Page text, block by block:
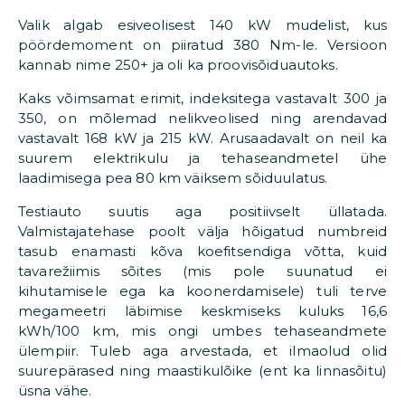
Valik algab esiveolisest 140 kW mudelist, kus
pöördemoment on piiratud 380 Nm-le. Versioon
kannab nime 250+ ja oli ka proovisõiduautoks.
Kaks võimsamat erimit, indeksitega vastavalt 300 ja
350, on mõlemad nelikveolised ning arendavad
vastavalt 168 kW ja 215 kW. Arusaadavalt on neil ka
suurem elektrikulu ja tehaseandmetel ühe
laadimisega pea 80 km väiksem sõiduulatus.
Testiauto suutis aga positiivselt üllatada.
Valmistajatehase poolt välja hõigatud numbreid
tasub enamasti kõva koefitsendiga võtta, kuid
tavarežiimis sõites (mis pole suunatud ei
kihutamisele ega ka koonerdamisele) tuli terve
megameetri läbimise keskmiseks kuluks 16,6
kWh/100 km, mis ongi umbes tehaseandmete
ülempiir. Tuleb aga arvestada, et ilmaolud olid
suurepärased ning maastikulõike (ent ka linnasõitu)
üsna vähe.